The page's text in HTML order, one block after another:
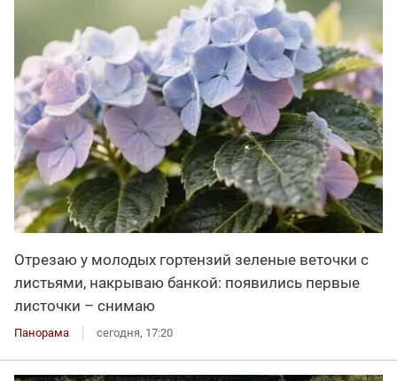
Отрезаю у молодых гортензий зеленые веточки с
листьями, накрываю банкой: появились первые
листочки – снимаю
Панорама сегодня, 17:20